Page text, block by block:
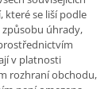
které se liší podle
úhrady,
v platnosti
rozhraní obchodu,